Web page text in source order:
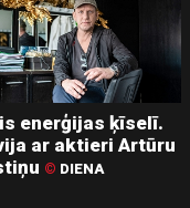
enerģijas ķīselī.
ar aktieri Artūru
© DIENA